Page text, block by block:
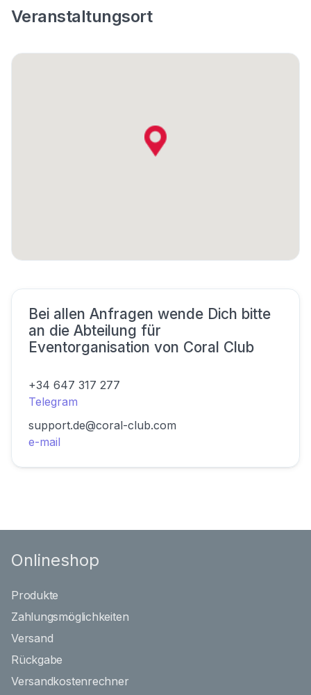
Veranstaltungsort
Bei allen Anfragen wende Dich bitte
an die Abteilung für
Eventorganisation von Coral Club
+34 647 317 277
Telegram
support.de@coral-club.com
e-mail
Onlineshop
Produkte
Zahlungsmöglichkeiten
Versand
Rückgabe
Versandkostenrechner